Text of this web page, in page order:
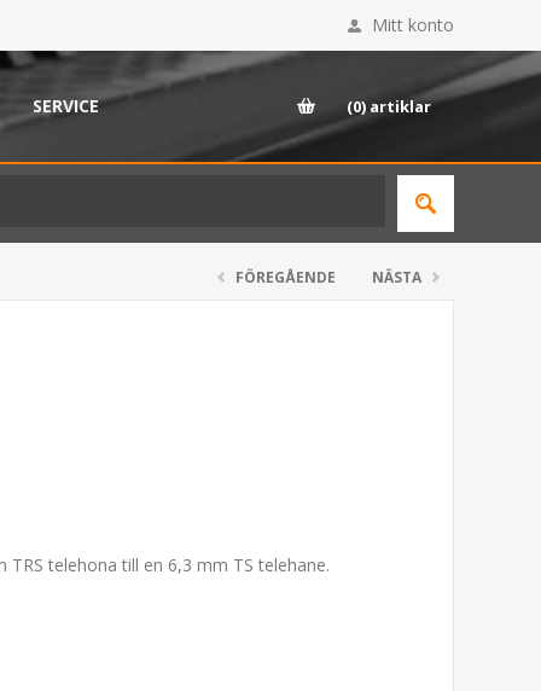
Mitt konto
SERVICE (0) artiklar
FÖREGÅENDE NÄSTA
telehona till en 6,3 mm TS telehane.